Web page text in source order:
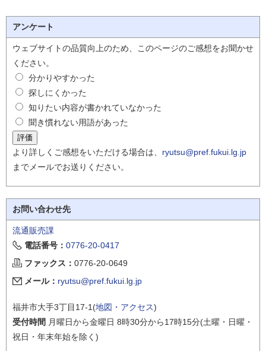
アンケート
ウェブサイトの品質向上のため、このページのご感想をお聞かせ
ください。
分かりやすかった
探しにくかった
知りたい内容が書かれていなかった
聞き慣れない用語があった
より詳しくご感想をいただける場合は、 ryutsu@pref.fukui.lg.jp
までメールでお送りください。
お問い合わせ先
流通販売課
電話番号： 0776-20-0417
ファックス： 0776-20-0649
メール： ryutsu@pref.fukui.lg.jp
福井市大手3丁目17-1(地図・アクセス)
受付時間 月曜日から金曜日 8時30分から17時15分(土曜・日曜・
祝日・年末年始を除く)